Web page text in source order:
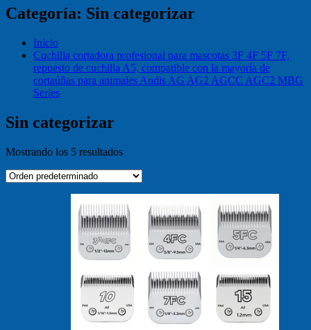
Categoría: Sin categorizar
Inicio
Cuchilla cortadora profesional para mascotas 3F 4F 5F 7F,
repuesto de cuchilla A5, compatible con la mayoría de
cortaúñas para animales Andis AG AG2 AGCC AGC2 MBG
Series
Sin categorizar
Mostrando los 5 resultados